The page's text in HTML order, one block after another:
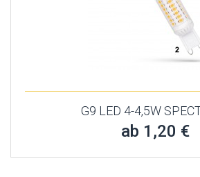
G9 LED 4-4,5W
ab 1,20 €